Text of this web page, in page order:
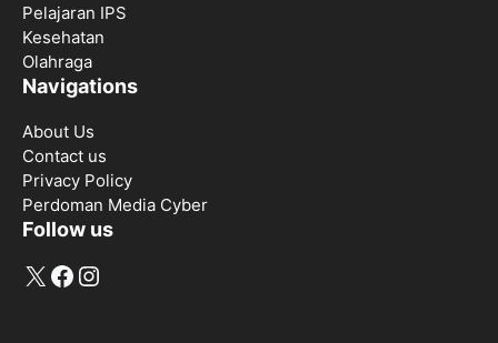
Pelajaran IPS
Kesehatan
Olahraga
Navigations
About Us
Contact us
Privacy Policy
Perdoman Media Cyber
Follow us
X Facebook
Instagram